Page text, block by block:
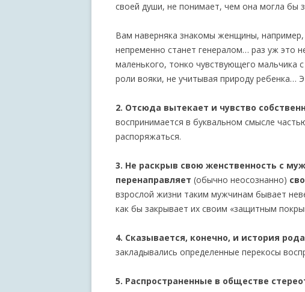
своей души, не понимает, чем она могла бы
Вам наверняка знакомы женщины,
непременно станет генералом… раз уж это
маленького, тонко чувствующего мальчика
роли вояки, не учитывая природу ребенка…
2. Отсюда вытекает и чувство
воспринимается в буквальном смысле
распоряжаться.
3. Не раскрыв свою женственность с
перенаправляет (обычно неосознанно)
взрослой жизни таким мужчинам бывает
как бы закрывает их своим «защитным
4. Сказывается, конечно, и история
закладывались определенные перекосы
5. Распространенные в обществе